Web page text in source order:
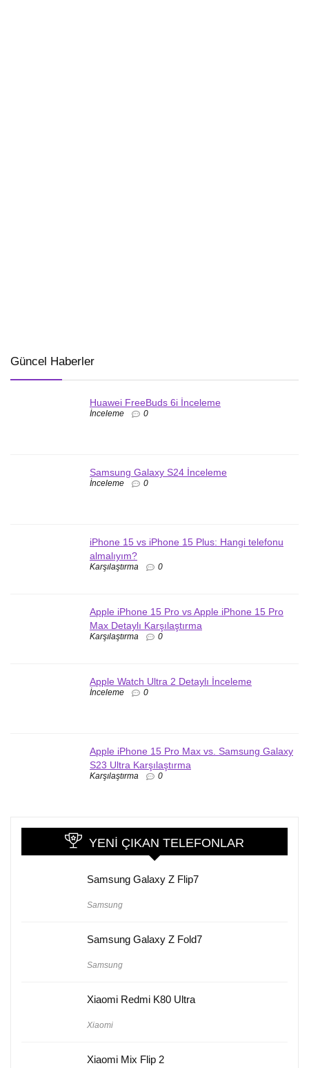
Güncel Haberler
Huawei FreeBuds 6i İnceleme
İnceleme 0
Samsung Galaxy S24 İnceleme
İnceleme 0
iPhone 15 vs iPhone 15 Plus: Hangi telefonu
almalıyım?
Karşılaştırma 0
Apple iPhone 15 Pro vs Apple iPhone 15 Pro
Max Detaylı Karşılaştırma
Karşılaştırma 0
Apple Watch Ultra 2 Detaylı İnceleme
İnceleme 0
Apple iPhone 15 Pro Max vs. Samsung Galaxy
S23 Ultra Karşılaştırma
Karşılaştırma 0
YENI ÇIKAN TELEFONLAR
Samsung Galaxy Z Flip7
Samsung
Samsung Galaxy Z Fold7
Samsung
Xiaomi Redmi K80 Ultra
Xiaomi
Xiaomi Mix Flip 2